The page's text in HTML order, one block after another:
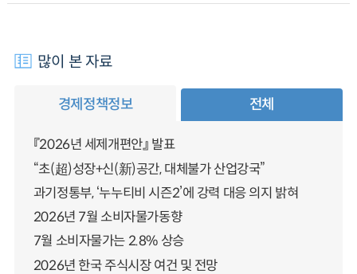
많이 본 자료
경제정책정보 전체
『2026년 세제개편안』 발표
“초(超)성장+신(新)공간, 대체불가 산업강국”
과기정통부, ‘누누티비 시즌2’에 강력 대응 의지 밝혀
2026년 7월 소비자물가동향
7월 소비자물가는 2.8% 상승
2026년 한국 주식시장 여건 및 전망